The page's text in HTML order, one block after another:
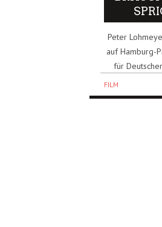
Peter
auf Hamburg-
für
FILM